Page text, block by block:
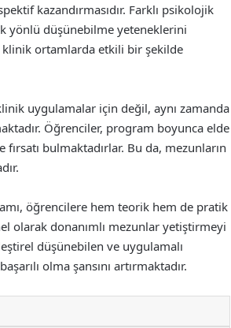
kazandırmasıdır. Farklı psikolojik
yönlü düşünebilme yeteneklerini
klinik ortamlarda etkili bir şekilde
uygulamalar için değil, aynı zamanda
Öğrenciler, program boyunca elde
bulmaktadırlar. Bu da, mezunların
öğrencilere hem teorik hem de pratik
olarak donanımlı mezunlar yetiştirmeyi
düşünebilen ve uygulamalı
olma şansını artırmaktadır.